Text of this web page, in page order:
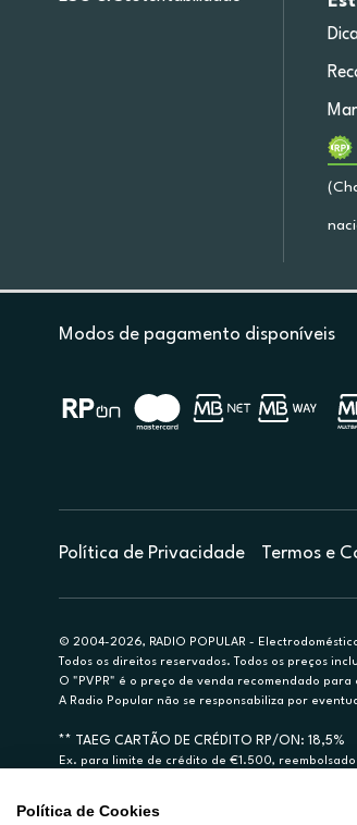
Modos de pagamento disponíveis
Política de Privacidade Termos e
© 2004-2026, RADIO POPULAR -
Todos os direitos reservados. Todos os preços
O "PVPR" é o preço de venda recomendado
A Radio Popular não se responsabiliza por
** TAEG CARTÃO DE CRÉDITO RP/ON: 18,5%
Ex. para limite de crédito de €1.500, reembolsado
A Rádio Popular – Eletrodomésticos S.A.
Política de Cookies